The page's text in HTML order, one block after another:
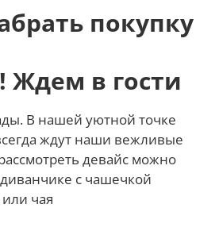
в темноте с Ночным Зумом
и четкие фотографии
AI ISP. Создавайте
масштаб в 2 или даже в
освещенность больше не
увеличивать. Перейдите от 1x
увеличению.
покупку
Ждем в гости
В нашей уютной точке
ждут наши вежливые
девайс можно
с чашечкой
чая